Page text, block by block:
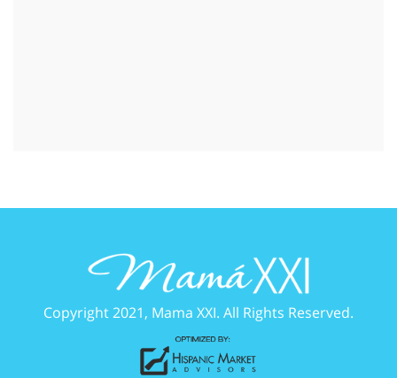
Copyright 2021, Mama XXI. All Rights Reserved.